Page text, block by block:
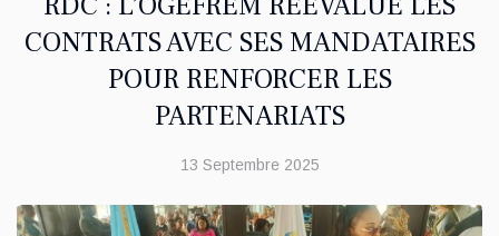
CONTRATS AVEC SES MANDATAIRES
POUR RENFORCER LES
PARTENARIATS
13 Septembre 2025